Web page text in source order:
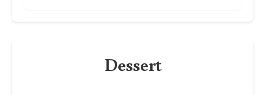
Dessert